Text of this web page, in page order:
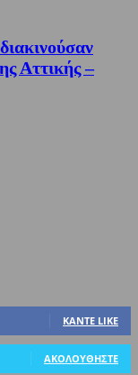
Αττικής –
ΚΆΝΤΕ LIKE
ΑΚΟΛΟΥΘΉΣΤΕ